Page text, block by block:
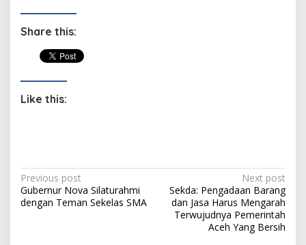
Share this:
Like this:
P
o
Previous post
Gubernur Nova Silaturahmi
dengan Teman Sekelas SMA
Next post
Sekda: Pengadaan Barang
dan Jasa Harus Mengarah
Terwujudnya Pemerintah
Aceh Yang Bersih